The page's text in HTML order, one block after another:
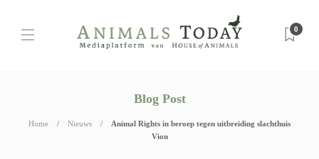
0
Blog Post
Home Nieuws
Animal Rights in beroep tegen uitbreiding slachthuis
Vion